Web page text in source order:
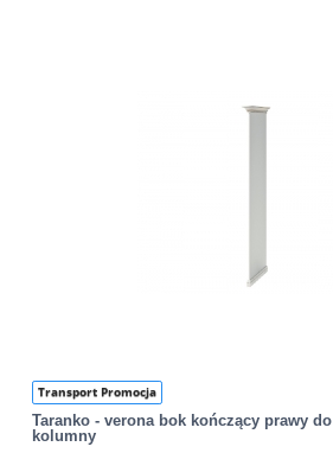
Transport Promocja
Taranko - verona bok kończący prawy do
kolumny